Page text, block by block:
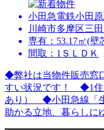
小田急電鉄小田
川崎市多摩区三
専有：53.17㎡(壁
間取：1ＳＬＤＫ
◆弊社は当物件販売
すい状況です！ ◆1住
あり） ◆小田急線「
助かる立地、暮らしに